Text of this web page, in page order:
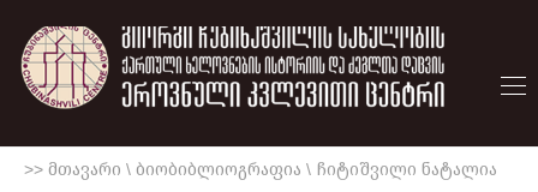
>> მთავარი \ ბიობიბლიოგრაფია \ ჩიტიშვილი ნატალია